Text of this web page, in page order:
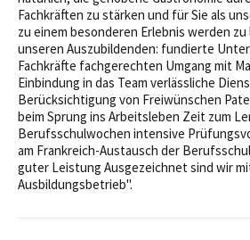
Fachkräften zu stärken und für Sie als
zu einem besonderen Erlebnis werden
unseren Auszubildenden: fundierte
Fachkräfte fachgerechten Umgang mit
Einbindung in das Team verlässliche
Berücksichtigung von Freiwünschen
beim Sprung ins Arbeitsleben Zeit zum
Berufsschulwochen intensive
am Frankreich-Austausch der
guter Leistung Ausgezeichnet sind wir
Ausbildungsbetrieb".